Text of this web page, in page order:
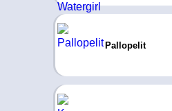
Pallopelit